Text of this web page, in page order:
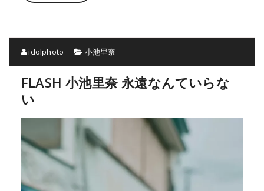
idolphoto 小池里奈
FLASH 小池里奈 永遠なんていらな
い